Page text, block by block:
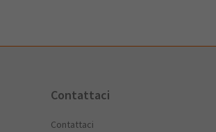
Contattaci
Contattaci